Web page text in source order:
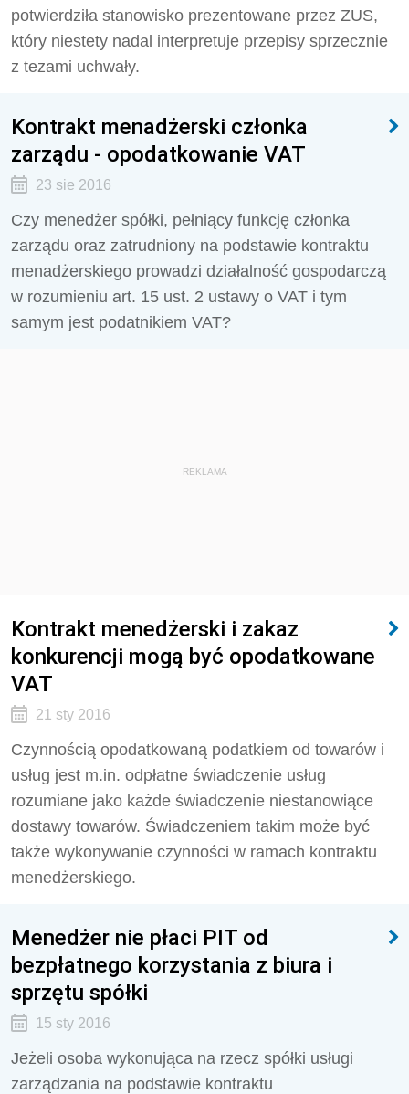
potwierdziła stanowisko prezentowane przez ZUS,
który niestety nadal interpretuje przepisy sprzecznie
z tezami uchwały.
Kontrakt menadżerski członka
zarządu - opodatkowanie VAT
23 sie 2016
Czy menedżer spółki, pełniący funkcję członka
zarządu oraz zatrudniony na podstawie kontraktu
menadżerskiego prowadzi działalność gospodarczą
w rozumieniu art. 15 ust. 2 ustawy o VAT i tym
samym jest podatnikiem VAT?
REKLAMA
Kontrakt menedżerski i zakaz
konkurencji mogą być opodatkowane
VAT
21 sty 2016
Czynnością opodatkowaną podatkiem od towarów i
usług jest m.in. odpłatne świadczenie usług
rozumiane jako każde świadczenie niestanowiące
dostawy towarów. Świadczeniem takim może być
także wykonywanie czynności w ramach kontraktu
menedżerskiego.
Menedżer nie płaci PIT od
bezpłatnego korzystania z biura i
sprzętu spółki
15 sty 2016
Jeżeli osoba wykonująca na rzecz spółki usługi
zarządzania na podstawie kontraktu